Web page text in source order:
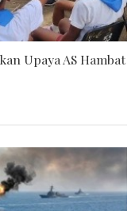
Upaya AS Hambat